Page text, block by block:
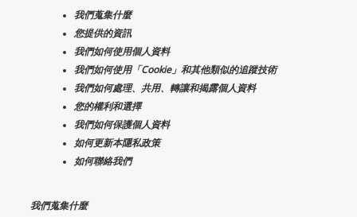
我們蒐集什麼
您提供的資訊
我們如何使用個人資料
我們如何使用「Cookie」和其他類似的追蹤技術
我們如何處理、共用、轉讓和揭露個人資料
您的權利和選擇
我們如何保護個人資料
如何更新本隱私政策
如何聯絡我們
我們蒐集什麼